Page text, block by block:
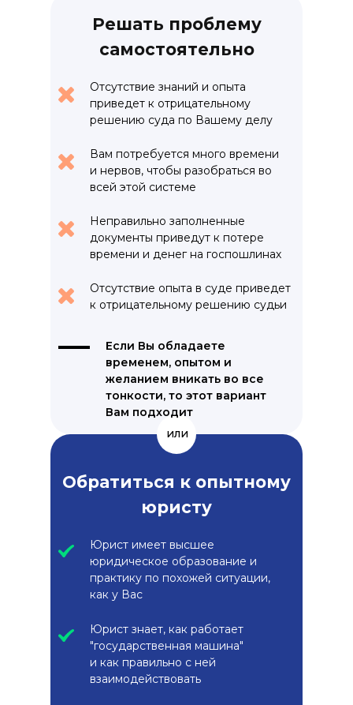
или
Обратиться к опытному
юристу
Решать проблему
самостоятельно
Юрист имеет высшее
юридическое образование и
практику по похожей ситуации,
как у Вас
Юрист знает, как работает
"государственная машина"
и как правильно с ней
взаимодействовать
Отсутствие знаний и опыта
приведет к отрицательному
решению суда по Вашему делу
Вам потребуется много времени
и нервов, чтобы разобраться во
всей этой системе
Неправильно заполненные
документы приведут к потере
времени и денег на госпошлинах
Отсутствие опыта в суде приведет
к отрицательному решению судьи
Если Вы обладаете
временем, опытом и
желанием вникать во все
тонкости, то этот вариант
Вам подходит